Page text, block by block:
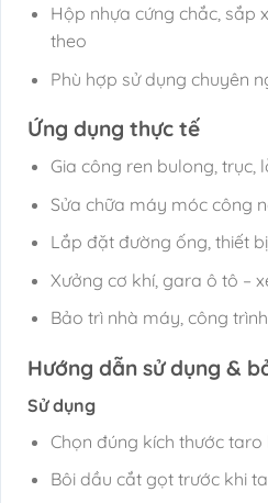
Hộp nhựa cứng chắc, sắp
theo
Phù hợp sử dụng chuyên
Ứng dụng thực tế
Gia công ren bulong, trục,
Sửa chữa máy móc công
Lắp đặt đường ống, thiết
Xưởng cơ khí, gara ô tô –
Bảo trì nhà máy, công
Hướng dẫn sử dụng &
Sử dụng
Chọn đúng kích thước
Bôi dầu cắt gọt trước khi